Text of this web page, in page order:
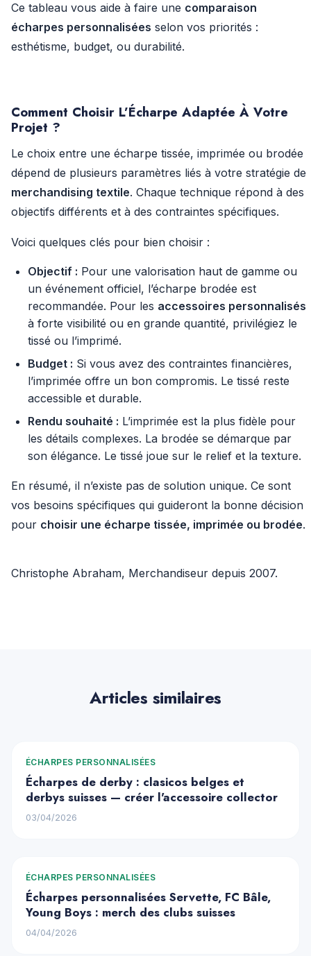
Ce tableau vous aide à faire une comparaison
écharpes personnalisées selon vos priorités :
esthétisme, budget, ou durabilité.
Comment Choisir L’Écharpe Adaptée À Votre
Projet ?
Le choix entre une écharpe tissée, imprimée ou brodée
dépend de plusieurs paramètres liés à votre stratégie de
merchandising textile. Chaque technique répond à des
objectifs différents et à des contraintes spécifiques.
Voici quelques clés pour bien choisir :
Objectif : Pour une valorisation haut de gamme ou
un événement officiel, l’écharpe brodée est
recommandée. Pour les accessoires personnalisés
à forte visibilité ou en grande quantité, privilégiez le
tissé ou l’imprimé.
Budget : Si vous avez des contraintes financières,
l’imprimée offre un bon compromis. Le tissé reste
accessible et durable.
Rendu souhaité : L’imprimée est la plus fidèle pour
les détails complexes. La brodée se démarque par
son élégance. Le tissé joue sur le relief et la texture.
En résumé, il n’existe pas de solution unique. Ce sont
vos besoins spécifiques qui guideront la bonne décision
pour choisir une écharpe tissée, imprimée ou brodée.
Christophe Abraham, Merchandiseur depuis 2007.
Articles similaires
ÉCHARPES PERSONNALISÉES
Écharpes de derby : clasicos belges et
derbys suisses — créer l'accessoire collector
03/04/2026
ÉCHARPES PERSONNALISÉES
Écharpes personnalisées Servette, FC Bâle,
Young Boys : merch des clubs suisses
04/04/2026